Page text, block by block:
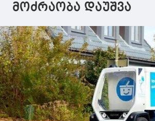
მოძრაობა დაუშვა